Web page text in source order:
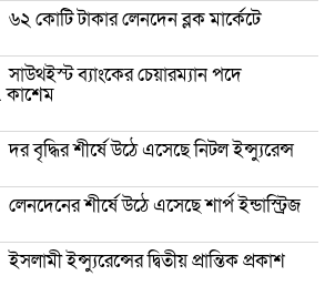
৬২ কোটি টাকার লেনদেন ব্লক মার্কেটে
সাউথইস্ট ব্যাংকের চেয়ারম্যান পদে
কাশেম
দর বৃদ্ধির শীর্ষে উঠে এসেছে নিটল ইন্স্যুরেন্স ‎
লেনদেনের শীর্ষে উঠে এসেছে শার্প ইন্ডাস্ট্রিজ
ইসলামী ইন্স্যুরেন্সের দ্বিতীয় প্রান্তিক প্রকাশ